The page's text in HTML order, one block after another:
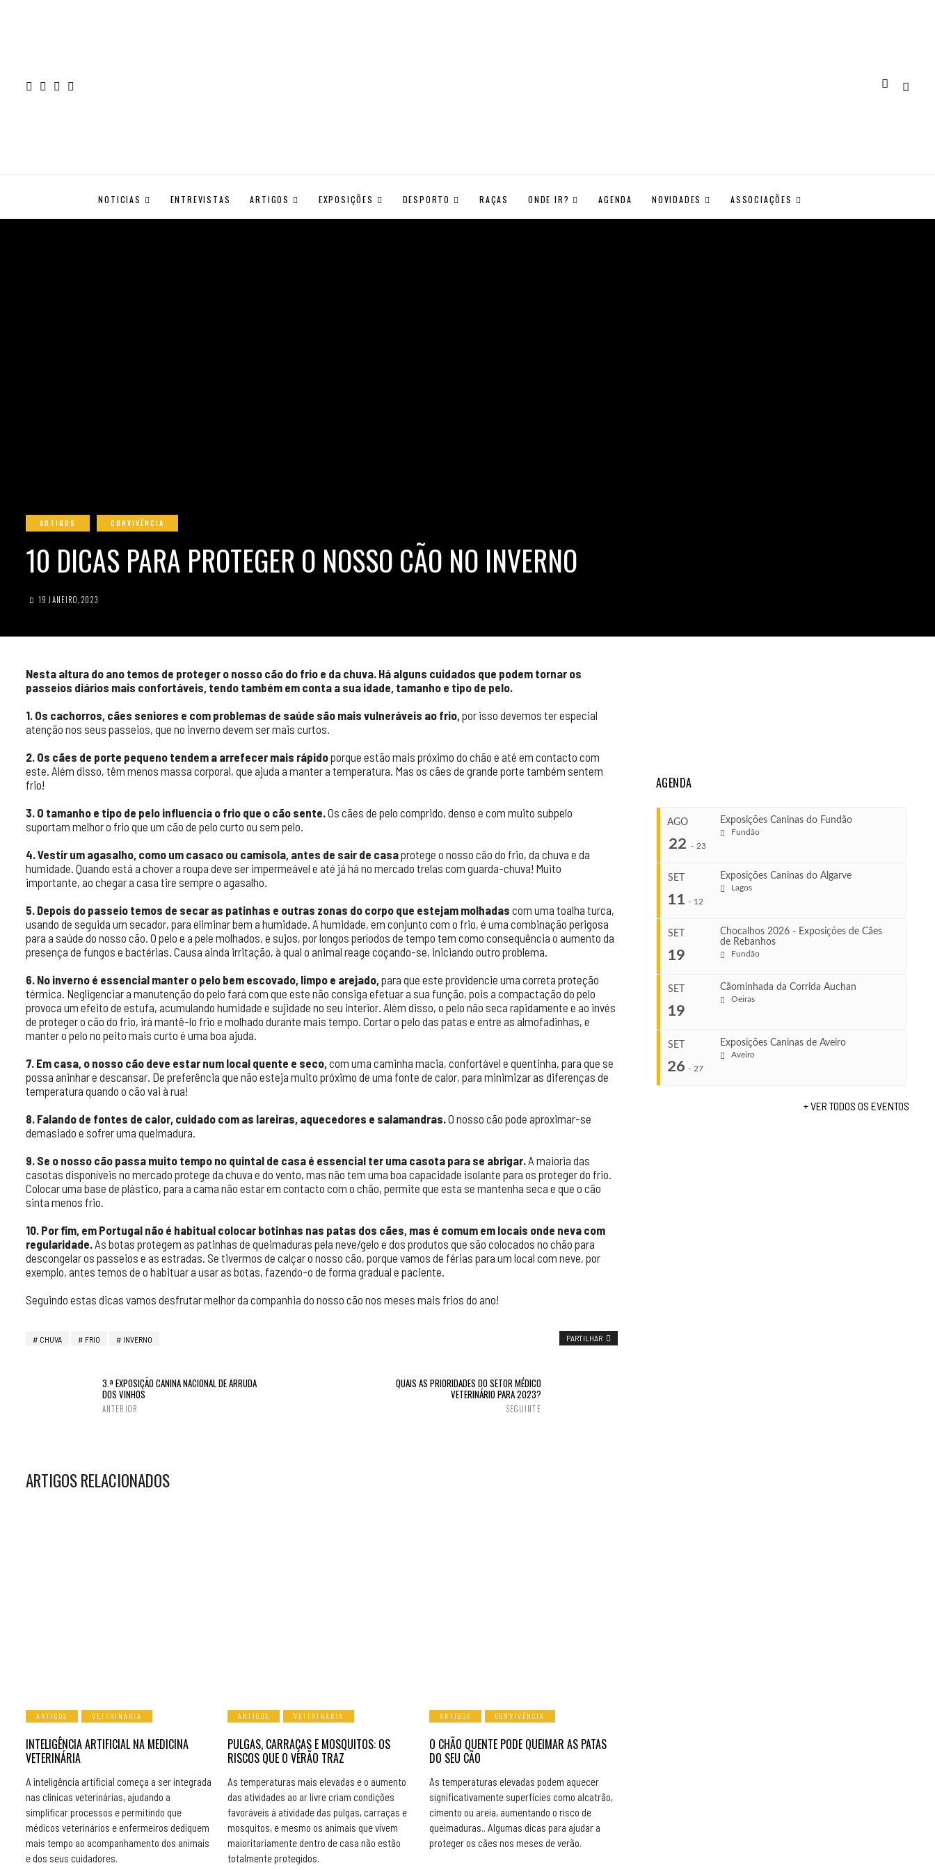
NOTICIAS ENTREVISTAS ARTIGOS EXPOSIÇÕES DESPORTO RAÇAS ONDE IR? AGENDA NOVIDADES ASSOCIAÇÕES
ARTIGOS CONVIVÊNCIA
10 DICAS PARA PROTEGER O NOSSO CÃO NO INVERNO
19 JANEIRO, 2023
Nesta altura do ano temos de proteger o nosso cão do frio e da chuva. Há alguns cuidados que podem tornar os
passeios diários mais confortáveis, tendo também em conta a sua idade, tamanho e tipo de pelo.
1. Os cachorros, cães seniores e com problemas de saúde são mais vulneráveis ao frio,por isso devemos ter especial
atenção nos seus passeios, que no inverno devem ser mais curtos.
2. Os cães de porte pequeno tendem a arrefecer mais rápidoporque estão mais próximo do chão e até em contacto com
este. Além disso, têm menos massa corporal, que ajuda a manter a temperatura. Mas os cães de grande porte também sentem
frio!
3. O tamanho e tipo de pelo influencia o frio que o cão sente.Os cães de pelo comprido, denso e com muito subpelo
suportam melhor o frio que um cão de pelo curto ou sem pelo.
4. Vestir um agasalho, como um casaco ou camisola, antes de sair de casaprotege o nosso cão do frio, da chuva e da
humidade. Quando está a chover a roupa deve ser impermeável e até já há no mercado trelas com guarda-chuva! Muito
importante, ao chegar a casa tire sempre o agasalho.
5. Depois do passeio temos de secar as patinhas e outras zonas do corpo que estejam molhadas com uma toalha turca,
usando de seguida um secador, para eliminar bem a humidade. A humidade, em conjunto com o frio, é uma combinação perigosa
para a saúde do nosso cão. O pelo e a pele molhados, e sujos, por longos períodos de tempo tem como consequência o aumento da
presença de fungos e bactérias. Causa ainda irritação, à qual o animal reage coçando-se, iniciando outro problema.
6. No inverno é essencial manter o pelo bem escovado, limpo e arejado,para que este providencie uma correta proteção
térmica. Negligenciar a manutenção do pelo fará com que este não consiga efetuar a sua função, pois a compactação do pelo
provoca um efeito de estufa, acumulando humidade e sujidade no seu interior. Além disso, o pelo não seca rapidamente e ao invés
de proteger o cão do frio, irá mantê-lo frio e molhado durante mais tempo. Cortar o pelo das patas e entre as almofadinhas, e
manter o pelo no peito mais curto é uma boa ajuda.
7. Em casa, o nosso cão deve estar num local quente e seco,com uma caminha macia, confortável e quentinha, para que se
possa aninhar e descansar. De preferência que não esteja muito próximo de uma fonte de calor, para minimizar as diferenças de
temperatura quando o cão vai à rua!
8. Falando de fontes de calor, cuidado com as lareiras, aquecedores e salamandras.O nosso cão pode aproximar-se
demasiado e sofrer uma queimadura.
9. Se o nosso cão passa muito tempo no quintal de casa é essencial ter uma casota para se abrigar.A maioria das
casotas disponíveis no mercado protege da chuva e do vento, mas não tem uma boa capacidade isolante para os proteger do frio.
Colocar uma base de plástico, para a cama não estar em contacto com o chão, permite que esta se mantenha seca e que o cão
sinta menos frio.
10. Por fim, em Portugal não é habitual colocar botinhas nas patas dos cães, mas é comum em locais onde neva com
regularidade.As botas protegem as patinhas de queimaduras pela neve/gelo e dos produtos que são colocados no chão para
descongelar os passeios e as estradas. Se tivermos de calçar o nosso cão, porque vamos de férias para um local com neve, por
exemplo, antes temos de o habituar a usar as botas, fazendo-o de forma gradual e paciente.
Seguindo estas dicas vamos desfrutar melhor da companhia do nosso cão nos meses mais frios do ano!
CHUVA FRIO INVERNO PARTILHAR
3.ª EXPOSIÇÃO CANINA NACIONAL DE ARRUDA
DOS VINHOS
ANTERIOR
QUAIS AS PRIORIDADES DO SETOR MÉDICO
VETERINÁRIO PARA 2023?
SEGUINTE
ARTIGOS RELACIONADOS
ARTIGOS VETERINÁRIA
INTELIGÊNCIA ARTIFICIAL NA MEDICINA
VETERINÁRIA
A inteligência artificial começa a ser integrada
nas clínicas veterinárias, ajudando a
simplificar processos e permitindo que
médicos veterinários e enfermeiros dediquem
mais tempo ao acompanhamento dos animais
e dos seus cuidadores.
ARTIGOS VETERINÁRIA
PULGAS, CARRAÇAS E MOSQUITOS: OS
RISCOS QUE O VERÃO TRAZ
As temperaturas mais elevadas e o aumento
das atividades ao ar livre criam condições
favoráveis à atividade das pulgas, carraças e
mosquitos, e mesmo os animais que vivem
maioritariamente dentro de casa não estão
totalmente protegidos.
ARTIGOS CONVIVÊNCIA
O CHÃO QUENTE PODE QUEIMAR AS PATAS
DO SEU CÃO
As temperaturas elevadas podem aquecer
significativamente superfícies como alcatrão,
cimento ou areia, aumentando o risco de
queimaduras.. Algumas dicas para ajudar a
proteger os cães nos meses de verão.
AGENDA
AGO
22 - 23
Exposições Caninas do Fundão
Fundão
Ago 22, 2026
Ago 23, 2026
VENUE
SET
11 - 12
Exposições Caninas do Algarve
Lagos
Set 11, 2026
Set 12, 2026
VENUE
SET
19
Chocalhos 2026 - Exposições de Cães
de Rebanhos
Fundão
COMEÇA
SET
19
Cãominhada da Corrida Auchan
Oeiras
SET
26 - 27
Exposições Caninas de Aveiro
Aveiro
+ VER TODOS OS EVENTOS